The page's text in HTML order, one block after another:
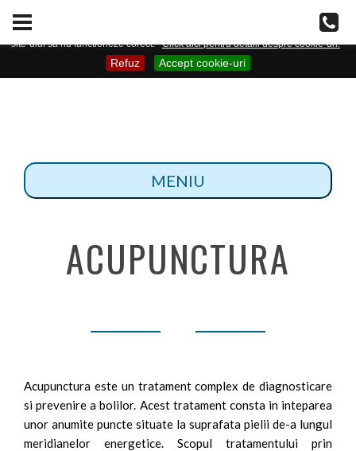
pe site. Va rugam sa confirmati daca sunteti sau nu de acord cu folosirea de
cookie-uri. In cazul in care dezactivati cookie-urile, este posibil ca unele zone ale
site-ului sa nu functioneze corect. Click aici pentru detalii despre cookie-uri.
Refuz Accept cookie-uri
ACUPUNCTURA
Acupunctura este un tratament complex de diagnosticare
si prevenire a bolilor. Acest tratament consta in inteparea
unor anumite puncte situate la suprafata pielii de-a lungul
meridianelor energetice. Scopul tratamentului prin